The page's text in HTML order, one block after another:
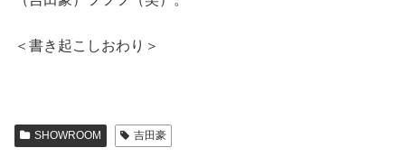
＜書き起こしおわり＞
SHOWROOM 吉田豪